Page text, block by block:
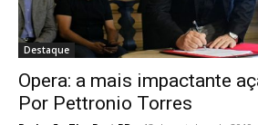
Destaque
Opera: a mais impactante
Por Pettronio Torres